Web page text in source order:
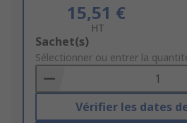
15,51 €
HT
Add
to
Basket
Sachet(s)
Sélectionner ou entrer la
Vérifier les dates